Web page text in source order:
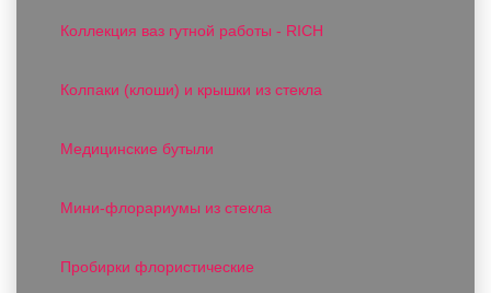
Коллекция ваз гутной работы - RICH
Колпаки (клоши) и крышки из стекла
Медицинские бутыли
Мини-флорариумы из стекла
Пробирки флористические